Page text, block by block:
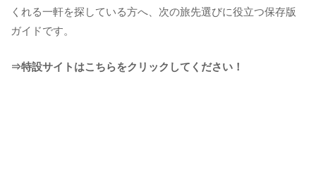
くれる一軒を探している方へ、次の旅先選びに役立つ保存版
ガイドです。
⇒特設サイトはこちらをクリックしてください！